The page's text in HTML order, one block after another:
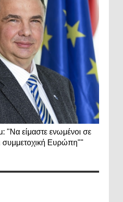
"Να είμαστε ενωμένοι σε
συμμετοχική Ευρώπη""